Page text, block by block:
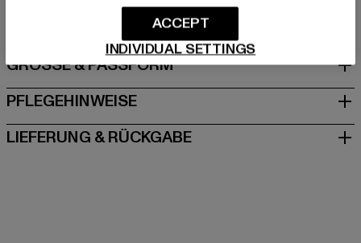
GRÖSSE & PASSFORM
PFLEGEHINWEISE
LIEFERUNG & RÜCKGABE
INDIVIDUAL SETTINGS
ACCEPT